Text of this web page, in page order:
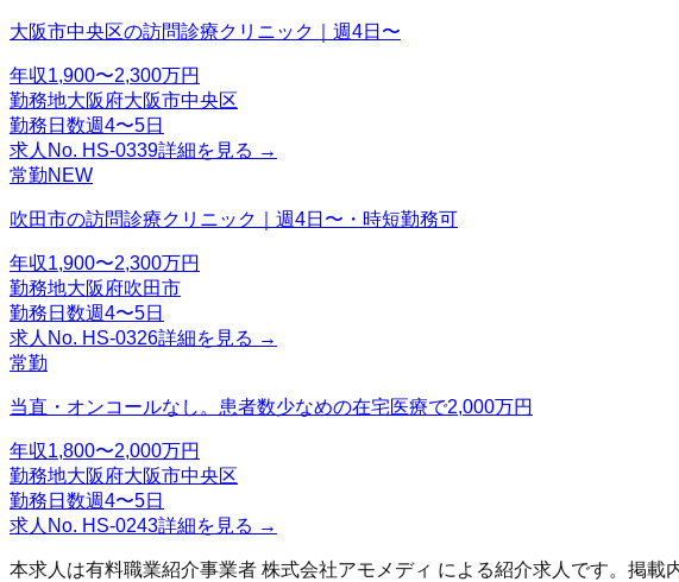
大阪市中央区の訪問診療クリニック｜週4日〜
年収1,900〜2,300万円
勤務地大阪府大阪市中央区
勤務日数週4〜5日
求人No. HS-0339詳細を見る →
常勤NEW
吹田市の訪問診療クリニック｜週4日〜・時短勤務可
年収1,900〜2,300万円
勤務地大阪府吹田市
勤務日数週4〜5日
求人No. HS-0326詳細を見る →
常勤
当直・オンコールなし。患者数少なめの在宅医療で2,000万円
年収1,800〜2,000万円
勤務地大阪府大阪市中央区
勤務日数週4〜5日
求人No. HS-0243詳細を見る →
本求人は有料職業紹介事業者 株式会社アモメディ による紹介求人です。掲載